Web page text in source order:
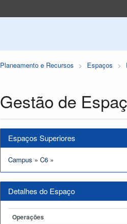
Planeamento e Recursos Espaços
Gestão de
Espaços Superiores
Campus » C6 »
Detalhes do Espaço
Operações